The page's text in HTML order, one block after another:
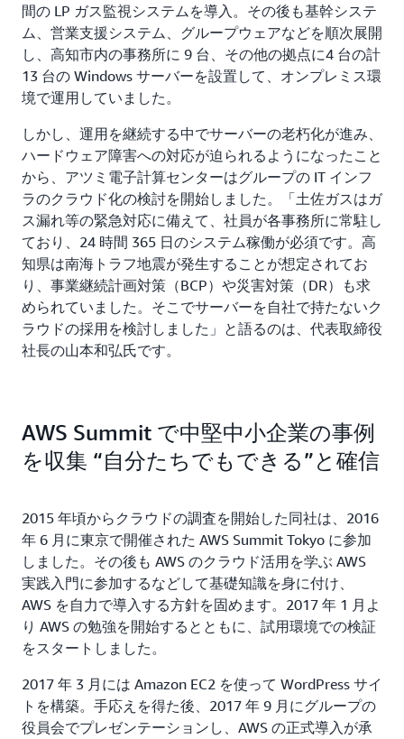
間の LP ガス監視システムを導入。その後も基幹システ
ム、営業支援システム、グループウェアなどを順次展開
し、高知市内の事務所に 9 台、その他の拠点に4 台の計
13 台の Windows サーバーを設置して、オンプレミス環
境で運用していました。
しかし、運用を継続する中でサーバーの老朽化が進み、
ハードウェア障害への対応が迫られるようになったこと
から、アツミ電子計算センターはグループの IT インフ
ラのクラウド化の検討を開始しました。「土佐ガスはガ
ス漏れ等の緊急対応に備えて、社員が各事務所に常駐し
ており、24 時間 365 日のシステム稼働が必須です。高
知県は南海トラフ地震が発生することが想定されてお
り、事業継続計画対策（BCP）や災害対策（DR）も求
められていました。そこでサーバーを自社で持たないク
ラウドの採用を検討しました」と語るのは、代表取締役
社長の山本和弘氏です。
AWS Summit で中堅中小企業の事例
を収集 “自分たちでもできる”と確信
2015 年頃からクラウドの調査を開始した同社は、2016
年 6 月に東京で開催された AWS Summit Tokyo に参加
しました。その後も AWS のクラウド活用を学ぶ AWS
実践入門に参加するなどして基礎知識を身に付け、
AWS を自力で導入する方針を固めます。2017 年 1 月よ
り AWS の勉強を開始するとともに、試用環境での検証
をスタートしました。
2017 年 3 月には Amazon EC2 を使って WordPress サイ
トを構築。手応えを得た後、2017 年 9 月にグループの
役員会でプレゼンテーションし、AWS の正式導入が承